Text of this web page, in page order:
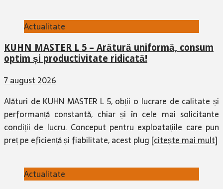
Actualitate
KUHN MASTER L 5 – Arătură uniformă, consum
optim și productivitate ridicată!
7 august 2026
Alături de KUHN MASTER L 5, obții o lucrare de calitate și
performanță constantă, chiar și în cele mai solicitante
condiții de lucru. Conceput pentru exploatațiile care pun
preț pe eficiență și fiabilitate, acest plug [citește mai mult]
Actualitate